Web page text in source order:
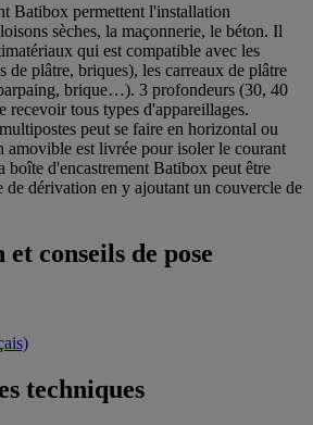
Batibox permettent l'installation
sèches, la maçonnerie, le béton. Il
qui est compatible avec les
de plâtre, briques), les carreaux de plâtre
brique…). 3 profondeurs (30, 40
recevoir tous types d'appareillages.
peut se faire en horizontal ou
amovible est livrée pour isoler le courant
d'encastrement Batibox peut être
de dérivation en y ajoutant un couvercle de
conseils de pose
techniques